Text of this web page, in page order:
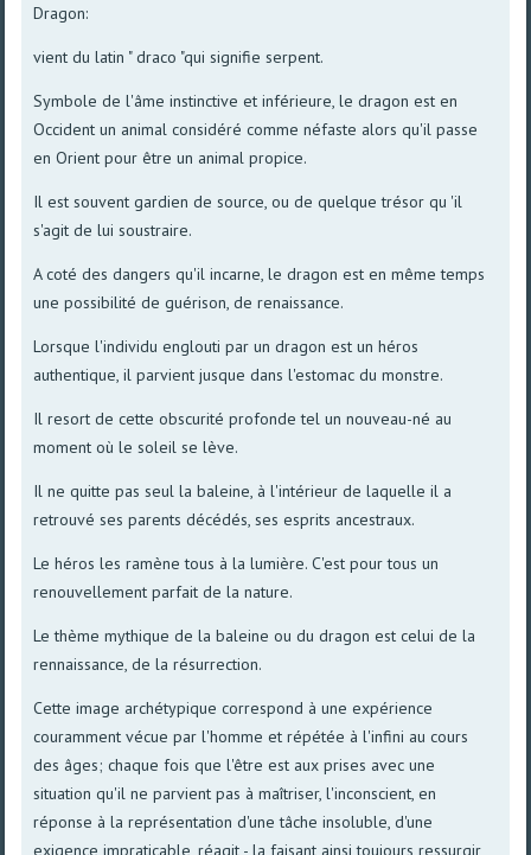
Dragon:
vient du latin " draco "qui signifie serpent.
Symbole de l'âme instinctive et inférieure, le dragon est en
Occident un animal considéré comme néfaste alors qu'il passe
en Orient pour être un animal propice.
Il est souvent gardien de source, ou de quelque trésor qu 'il
s'agit de lui soustraire.
A coté des dangers qu'il incarne, le dragon est en même temps
une possibilité de guérison, de renaissance.
Lorsque l'individu englouti par un dragon est un héros
authentique, il parvient jusque dans l'estomac du monstre.
Il resort de cette obscurité profonde tel un nouveau-né au
moment où le soleil se lève.
Il ne quitte pas seul la baleine, à l'intérieur de laquelle il a
retrouvé ses parents décédés, ses esprits ancestraux.
Le héros les ramène tous à la lumière. C'est pour tous un
renouvellement parfait de la nature.
Le thème mythique de la baleine ou du dragon est celui de la
rennaissance, de la résurrection.
Cette image archétypique correspond à une expérience
couramment vécue par l'homme et répétée à l'infini au cours
des âges; chaque fois que l'être est aux prises avec une
situation qu'il ne parvient pas à maîtriser, l'inconscient, en
réponse à la représentation d'une tâche insoluble, d'une
exigence impraticable, réagit - la faisant ainsi toujours ressurgir